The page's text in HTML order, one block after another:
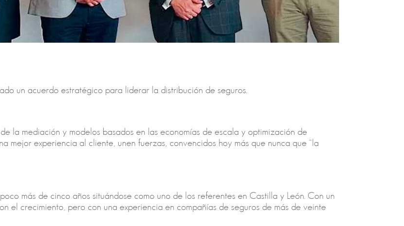
un acuerdo estratégico para liderar la distribución de seguros.
la mediación y modelos basados en las economías de escala y optimización de
mejor experiencia al cliente, unen fuerzas, convencidos hoy más que nunca que “la
más de cinco años situándose como uno de los referentes en Castilla y León. Con un
el crecimiento, pero con una experiencia en compañías de seguros de más de veinte